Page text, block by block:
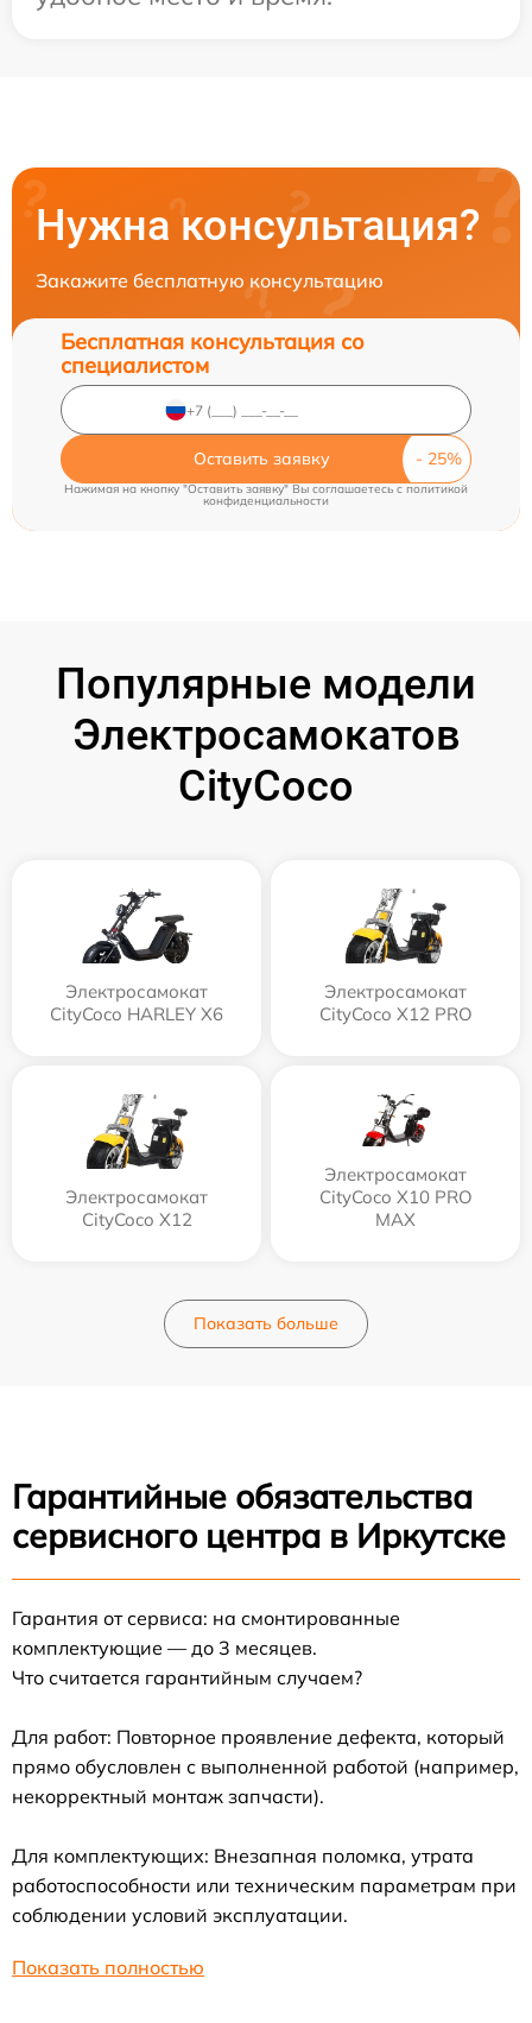
Нужна консультация?
Закажите бесплатную консультацию
Бесплатная консультация со
специалистом
Оставить заявку
Нажимая на кнопку "Оставить заявку" Вы соглашаетесь cполитикой
конфиденциальности
Популярные модели
Электросамокатов
CityCoco
Электросамокат
CityCoco HARLEY X6
Электросамокат
CityCoco X12 PRO
Электросамокат
CityCoco X12
Электросамокат
CityCoco X10 PRO
MAX
Показать больше
Гарантийные обязательства
сервисного центра в Иркутске
Гарантия от сервиса: на смонтированные
комплектующие — до 3 месяцев.
Что считается гарантийным случаем?
Для работ: Повторное проявление дефекта, который
прямо обусловлен с выполненной работой (например,
некорректный монтаж запчасти).
Для комплектующих: Внезапная поломка, утрата
работоспособности или техническим параметрам при
соблюдении условий эксплуатации.
Показать полностью